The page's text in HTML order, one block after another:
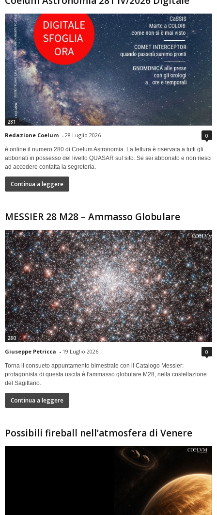
281
Redazione Coelum - 28 Luglio 2026 0
è online il numero 280 di Coelum Astronomia. La lettura è riservata a tutti gli
abbonati in possesso del livello QUASAR sul sito. Se sei abbonato e non riesci
ad accedere contatta la segreteria.
Continua a leggere
MESSIER 28 M28 – Ammasso Globulare
280
Giuseppe Petricca - 19 Luglio 2026 0
Torna il consueto appuntamento bimestrale con il Catalogo Messier:
protagonista di questa uscita è l'ammasso globulare M28, nella costellazione
del Sagittario.
Continua a leggere
Possibili fireball nell’atmosfera di Venere